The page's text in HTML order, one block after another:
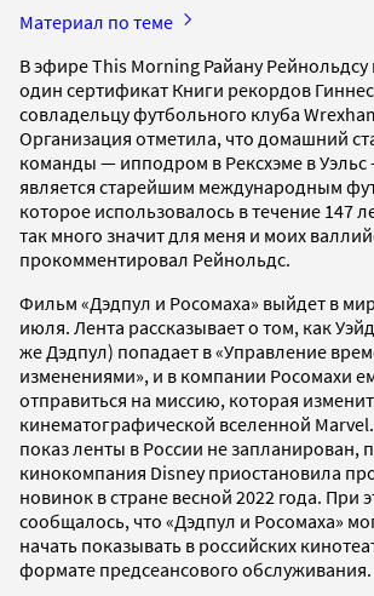
Материал по теме
В эфире This Morning Райану
один сертификат Книги рекордов
совладельцу футбольного клуба
Организация отметила, что домашний
команды — ипподром в Рексхэме в
является старейшим международным
которое использовалось в течение 147
так много значит для меня и моих
прокомментировал Рейнольдс.
Фильм «Дэдпул и Росомаха» выйдет в
июля. Лента рассказывает о том, как
же Дэдпул) попадает в «Управление
изменениями», и в компании Росомахи
отправиться на миссию, которая
кинематографической вселенной
показ ленты в России не запланирован,
кинокомпания Disney приостановила
новинок в стране весной 2022 года. При
сообщалось, что «Дэдпул и Росомаха»
начать показывать в российских
формате предсеансового обслуживания.